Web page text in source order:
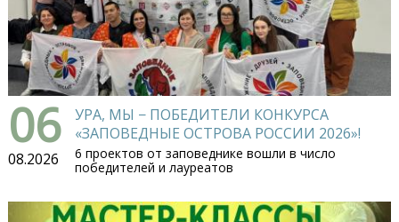
06
08.2026
УРА, МЫ − ПОБЕДИТЕЛИ КОНКУРСА
«ЗАПОВЕДНЫЕ ОСТРОВА РОССИИ 2026»!
6 проектов от заповеднике вошли в число
победителей и лауреатов